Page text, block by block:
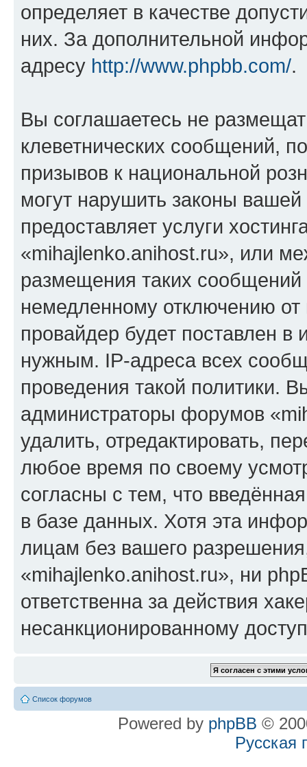
определяет в качестве
них. За дополнительной
адресу http://www.phpbb.com/.
Вы соглашаетесь не
клеветнических сообщений,
призывов к национальной
могут нарушить законы
предоставляет услуги
«mihajlenko.anihost.ru», или
размещения таких
немедленному отключению
провайдер будет поставлен в
нужным. IP-адреса всех
проведения такой политики.
администраторы форумов
удалить, отредактировать,
любое время по своему
согласны с тем, что
в базе данных. Хотя эта
лицам без вашего
«mihajlenko.anihost.ru», ни
ответственна за действия
несанкционированному
Список форумов
Powered by phpBB ©
Русская